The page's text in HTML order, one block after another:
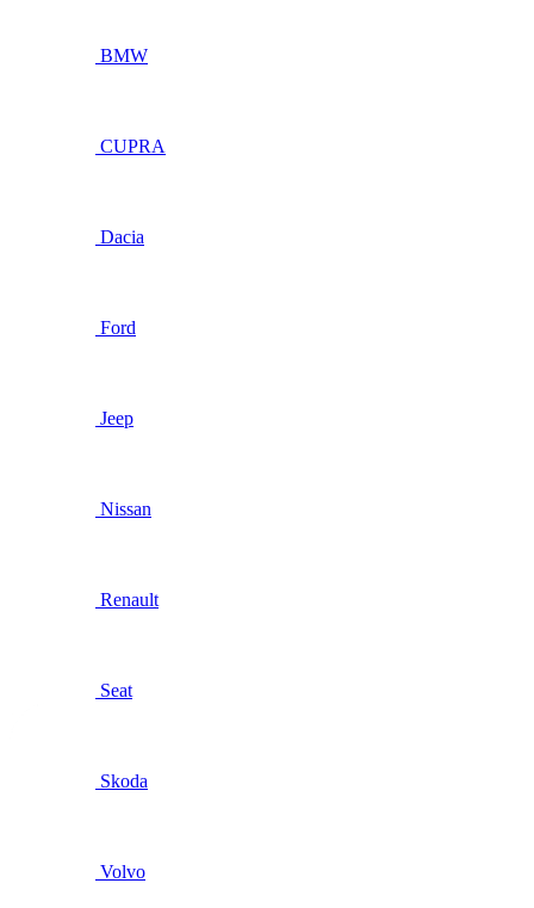
BMW
CUPRA
Dacia
Ford
Jeep
Nissan
Renault
Seat
Skoda
Volvo